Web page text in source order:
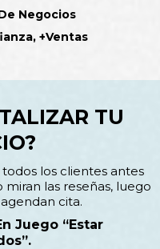
Negocios
+ventas
TU
los clientes antes
las reseñas, luego
cita.
Juego “estar